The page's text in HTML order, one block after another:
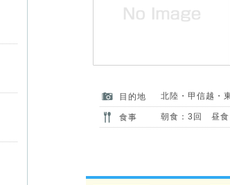
目的地 北陸・甲信越・
食事 朝食：3回 昼